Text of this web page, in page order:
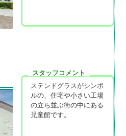
スタッフコメント
ステンドグラスがシンボ
ルの、住宅や小さい工場
の立ち並ぶ街の中にある
児童館です。